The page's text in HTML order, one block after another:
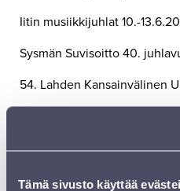
Tämä sivusto käyttää
Iitin musiikkijuhlat 10.-
Sysmän Suvisoitto 40.
54. Lahden Kansainvälinen
Sinfonia Lahden 27.